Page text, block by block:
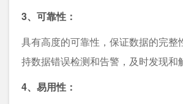
3、可靠性：
具有高度的可靠性，保证数据的完整
持数据错误检测和告警，及时发现和
4、易用性：